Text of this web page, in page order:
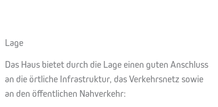
Lage
Das Haus bietet durch die Lage einen guten Anschluss
an die örtliche Infrastruktur, das Verkehrsnetz sowie
an den öffentlichen Nahverkehr: